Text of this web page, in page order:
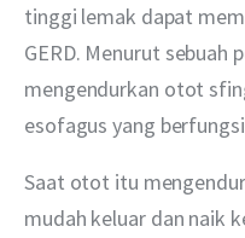
tinggi lemak dapat
GERD. Menurut sebuah
mengendurkan otot
esofagus yang
Saat otot itu
mudah keluar dan naik